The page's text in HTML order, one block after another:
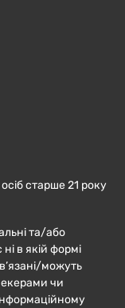
старше 21 року
та/або
в якій формі
можуть
чи